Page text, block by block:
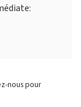
nous pour